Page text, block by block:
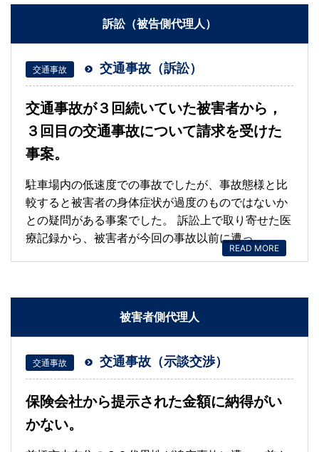
訴訟（被告側代理人）
交通事故 交通事故（訴訟）
交通事故が３回続いていた被害者から，
３回目の交通事故について請求を受けた
事案。
駐車場内の低速度での事故でしたが、事故態様と比
較すると被害者の身体症状が過度のものではないか
との疑問がある事案でした。 訴訟上で取り寄せた医
療記録から、被害者が今回の事故以前に遭っ…
READ MORE
被害者側代理人
交通事故 交通事故（示談交渉）
保険会社から提示された金額に納得がい
かない。